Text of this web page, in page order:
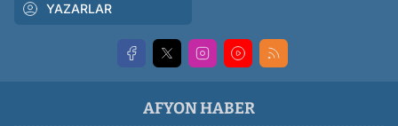
YAZARLAR
AFYON HABER